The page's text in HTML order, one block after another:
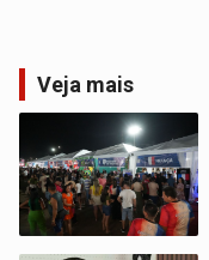
Veja mais